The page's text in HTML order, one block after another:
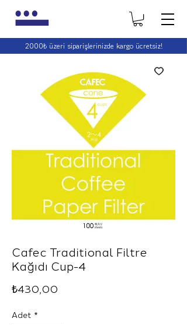
2000₺ üzeri siparişlerinizde kargo ücretsiz!
Cafec Traditional Filtre
Kağıdı Cup-4
₺430,00
Adet *